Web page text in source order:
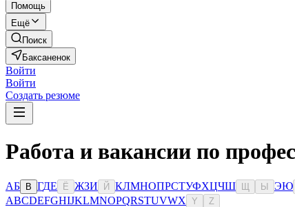
Помощь
Ещё
Поиск
Баксаненок
Войти
Войти
Создать резюме
Работа и вакансии по
АБ В ГДЕ Ё ЖЗИ Й КЛМНОПРСТУФХЦЧШ Ы ЭЮ
ABCDEFGHIJKLMNOPQRSTUVWX Y Z